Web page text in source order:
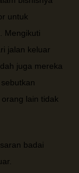
untuk
Mengikuti
jalan keluar
juga mereka
lain tidak
badai